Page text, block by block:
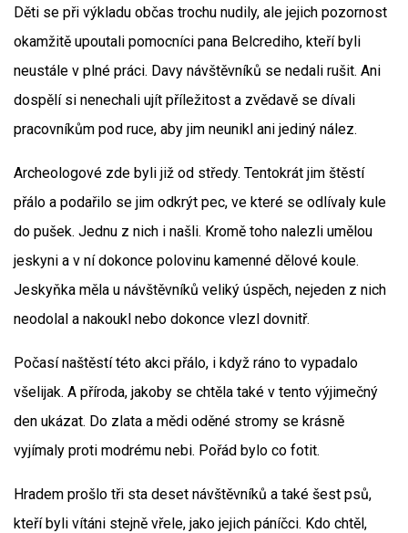
Děti se při výkladu občas trochu nudily, ale jejich pozornost
okamžitě upoutali pomocníci pana Belcrediho, kteří byli
neustále v plné práci. Davy návštěvníků se nedali rušit. Ani
dospělí si nenechali ujít příležitost a zvědavě se dívali
pracovníkům pod ruce, aby jim neunikl ani jediný nález.
Archeologové zde byli již od středy. Tentokrát jim štěstí
přálo a podařilo se jim odkrýt pec, ve které se odlívaly kule
do pušek. Jednu z nich i našli. Kromě toho nalezli umělou
jeskyni a v ní dokonce polovinu kamenné dělové koule.
Jeskyňka měla u návštěvníků veliký úspěch, nejeden z nich
neodolal a nakoukl nebo dokonce vlezl dovnitř.
Počasí naštěstí této akci přálo, i když ráno to vypadalo
všelijak. A příroda, jakoby se chtěla také v tento výjimečný
den ukázat. Do zlata a mědi oděné stromy se krásně
vyjímaly proti modrému nebi. Pořád bylo co fotit.
Hradem prošlo tři sta deset návštěvníků a také šest psů,
kteří byli vítáni stejně vřele, jako jejich páníčci. Kdo chtěl,